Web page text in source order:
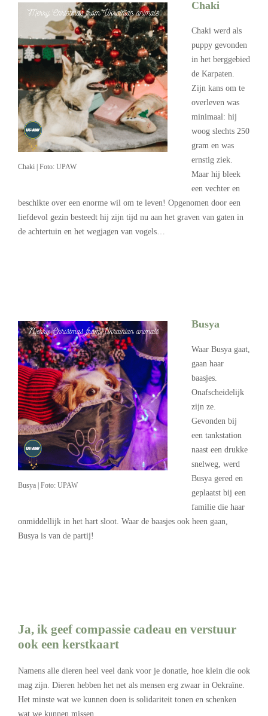
Chaki | Foto: UPAW
Chaki
Chaki werd als
puppy gevonden
in het berggebied
de Karpaten.
Zijn kans om te
overleven was
minimaal: hij
woog slechts 250
gram en was
ernstig ziek.
Maar hij bleek
een vechter en
beschikte over een enorme wil om te leven! Opgenomen door een
liefdevol gezin besteedt hij zijn tijd nu aan het graven van gaten in
de achtertuin en het wegjagen van vogels…
Busya | Foto: UPAW
Busya
Waar Busya gaat,
gaan haar
baasjes.
Onafscheidelijk
zijn ze.
Gevonden bij
een tankstation
naast een drukke
snelweg, werd
Busya gered en
geplaatst bij een
familie die haar
onmiddellijk in het hart sloot. Waar de baasjes ook heen gaan,
Busya is van de partij!
Ja, ik geef compassie cadeau en verstuur
ook een kerstkaart
Namens alle dieren heel veel dank voor je donatie, hoe klein die ook
mag zijn. Dieren hebben het net als mensen erg zwaar in Oekraïne.
Het minste wat we kunnen doen is solidariteit tonen en schenken
wat we kunnen missen.